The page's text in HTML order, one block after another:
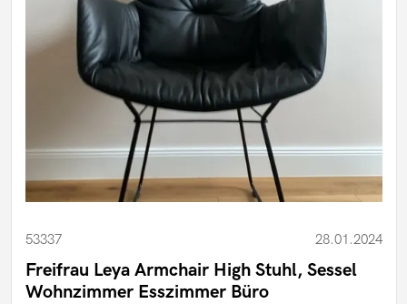
53337 28.01.2024
Freifrau Leya Armchair High Stuhl, Sessel
Wohnzimmer Esszimmer Büro